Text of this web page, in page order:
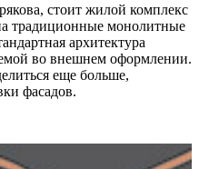
стоит жилой комплекс
традиционные монолитные
архитектура
во внешнем оформлении.
еще больше,
фасадов.